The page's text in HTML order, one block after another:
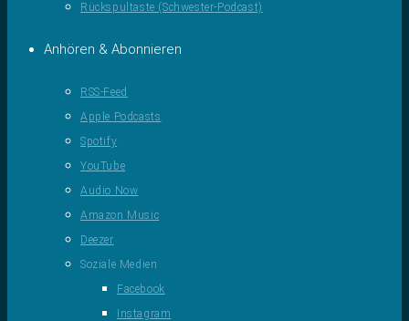
Rückspultaste (Schwester-Podcast)
Anhören & Abonnieren
RSS-Feed
Apple Podcasts
Spotify
YouTube
Audio Now
Amazon Music
Deezer
Soziale Medien
Facebook
Instagram